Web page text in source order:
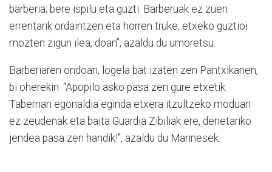
barberia; bere ispilu eta guzti. Barberuak ez zuen
errentarik ordaintzen eta horren truke, etxeko guztioi
mozten zigun ilea, doan”, azaldu du umoretsu.
Barberiaren ondoan, logela bat izaten zen Pantxikanen,
bi oherekin. “Apopilo asko pasa zen gure etxetik.
Tabernan egonaldia eginda etxera itzultzeko moduan
ez zeudenak eta baita Guardia Zibiliak ere, denetariko
jendea pasa zen handik!”, azaldu du Marinesek.